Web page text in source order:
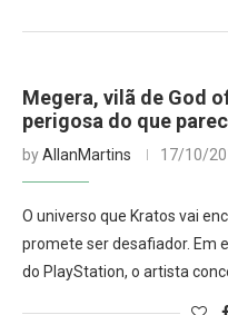
Megera, vilã de God
perigosa do que
byAllanMartins 17/10/
O universo que Kratos vai
promete ser desafiador. Em
do PlayStation, o artista